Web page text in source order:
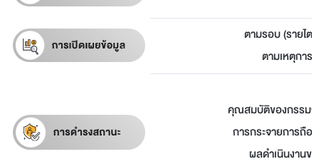
ตามรอบ (รายไต
ตามเหตุกา
คุณสมบัติของกรรมก
การกระจายการถือ
ผลดำเนินงานข